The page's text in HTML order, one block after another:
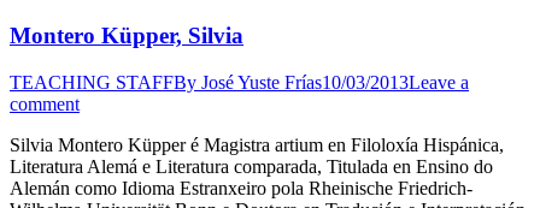
Montero Küpper, Silvia
TEACHING STAFFBy José Yuste Frías10/03/2013Leave a
comment
Silvia Montero Küpper é Magistra artium en Filoloxía Hispánica,
Literatura Alemá e Literatura comparada, Titulada en Ensino do
Alemán como Idioma Estranxeiro pola Rheinische Friedrich-